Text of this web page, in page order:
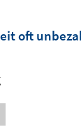
oft